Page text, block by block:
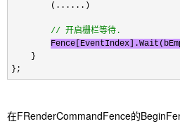
        (......)
// 开启栅栏等待.
    }
};
在FRenderCommandFence的